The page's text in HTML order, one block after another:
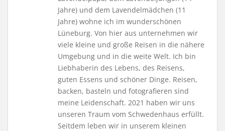
Jahre) und dem Lavendelmädchen (11
Jahre) wohne ich im wunderschönen
Lüneburg. Von hier aus unternehmen wir
viele kleine und große Reisen in die nähere
Umgebung und in die weite Welt. Ich bin
Liebhaberin des Lebens, des Reisens,
guten Essens und schöner Dinge. Reisen,
backen, basteln und fotografieren sind
meine Leidenschaft. 2021 haben wir uns
unseren Traum vom Schwedenhaus erfüllt.
Seitdem leben wir in unserem kleinen